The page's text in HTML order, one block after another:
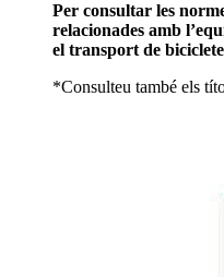
Per consultar les
relacionades amb
el transport de
*Consulteu també els